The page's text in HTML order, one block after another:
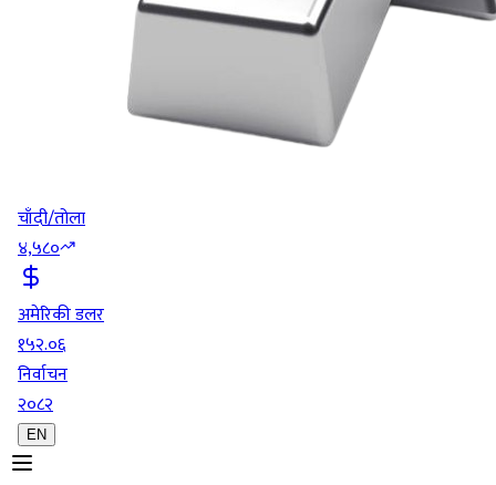
चाँदी/तोला
४,५८०
अमेरिकी डलर
१५२.०६
निर्वाचन
२०८२
EN